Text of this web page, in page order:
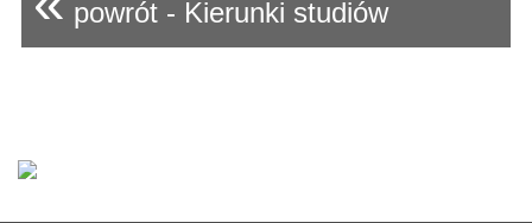
powrót - Kierunki studiów